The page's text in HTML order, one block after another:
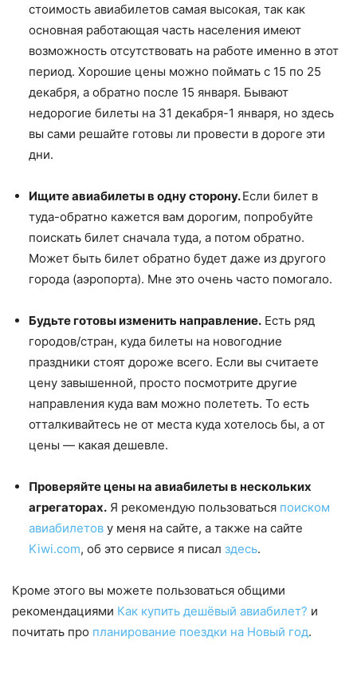
стоимость авиабилетов самая высокая, так как
основная работающая часть населения имеют
возможность отсутствовать на работе именно в этот
период. Хорошие цены можно поймать с 15 по 25
декабря, а обратно после 15 января. Бывают
недорогие билеты на 31 декабря-1 января, но здесь
вы сами решайте готовы ли провести в дороге эти
дни.
Ищите авиабилеты в одну сторону.Если билет в
туда-обратно кажется вам дорогим, попробуйте
поискать билет сначала туда, а потом обратно.
Может быть билет обратно будет даже из другого
города (аэропорта). Мне это очень часто помогало.
Будьте готовы изменить направление. Есть ряд
городов/стран, куда билеты на новогодние
праздники стоят дороже всего. Если вы считаете
цену завышенной, просто посмотрите другие
направления куда вам можно полететь. То есть
отталкивайтесь не от места куда хотелось бы, а от
цены — какая дешевле.
Проверяйте цены на авиабилеты в нескольких
агрегаторах. Я рекомендую пользоваться поиском
авиабилетов у меня на сайте, а также на сайте
Kiwi.com, об это сервисе я писал здесь.
Кроме этого вы можете пользоваться общими
рекомендациями Как купить дешёвый авиабилет? и
почитать про планирование поездки на Новый год.